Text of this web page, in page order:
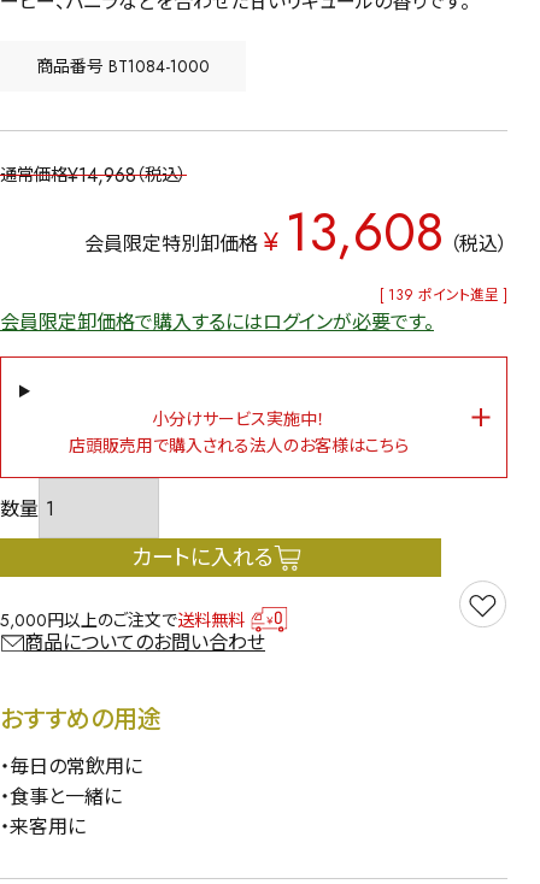
商品番号 BT1084-1000
通常価格¥14,968 税込
会員限定特別卸価格 ¥ 13,608 税込
[ 139 ポイント進呈 ]
会員限定卸価格で購入するにはログインが必要です。
小分けサービス実施中！
店頭販売用で購入される法人のお客様はこちら
カートに入れる
5,000円以上のご注文で送料無料
商品についてのお問い合わせ
おすすめの用途
・毎日の常飲用に
・食事と一緒に
・来客用に